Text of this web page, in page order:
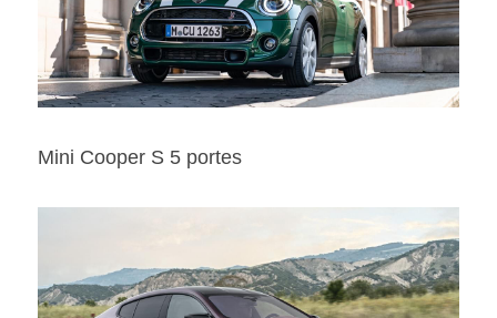
Mini Cooper S 5 portes